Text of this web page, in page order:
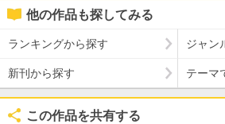
他の作品も探してみる
ランキングから探す ジャン
新刊から探す テーマ
この作品を共有する